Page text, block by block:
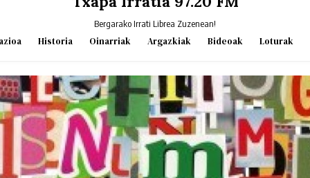
Bergarako Irrati Librea Zuzenean!
Historia Oinarriak Argazkiak Bideoak Loturak